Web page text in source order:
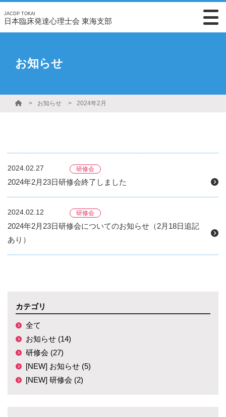
JACDP TOKAI
日本臨床発達心理士会 東海支部
お知らせ
お知らせ 2024年2月
2024.02.27 研修会
2024年2月23日研修会終了しました
2024.02.12 研修会
2024年2月23日研修会についてのお知らせ（2月18日追記
あり）
カテゴリ
全て
お知らせ (14)
研修会 (27)
[NEW] お知らせ (5)
[NEW] 研修会 (2)